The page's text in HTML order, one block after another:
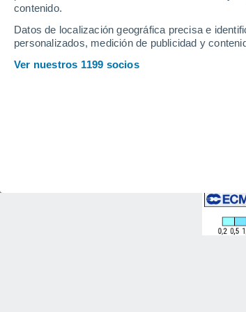
contenido.
Datos de localización geográfica precisa e
personalizados, medición de publicidad y
Ver nuestros 1199 socios